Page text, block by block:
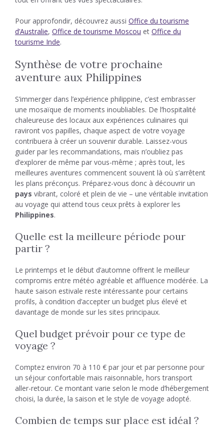
Pour approfondir, découvrez aussi Office du tourisme
d’Australie, Office de tourisme Moscou et Office du
tourisme Inde.
Synthèse de votre prochaine
aventure aux Philippines
S’immerger dans l’expérience philippine, c’est embrasser
une mosaïque de moments inoubliables. De l’hospitalité
chaleureuse des locaux aux expériences culinaires qui
raviront vos papilles, chaque aspect de votre voyage
contribuera à créer un souvenir durable. Laissez-vous
guider par les recommandations, mais n’oubliez pas
d’explorer de même par vous-même ; après tout, les
meilleures aventures commencent souvent là où s’arrêtent
les plans préconçus. Préparez-vous donc à découvrir un
pays vibrant, coloré et plein de vie – une véritable invitation
au voyage qui attend tous ceux prêts à explorer les
Philippines.
Quelle est la meilleure période pour
partir ?
Le printemps et le début d’automne offrent le meilleur
compromis entre météo agréable et affluence modérée. La
haute saison estivale reste intéressante pour certains
profils, à condition d’accepter un budget plus élevé et
davantage de monde sur les sites principaux.
Quel budget prévoir pour ce type de
voyage ?
Comptez environ 70 à 110 € par jour et par personne pour
un séjour confortable mais raisonnable, hors transport
aller-retour. Ce montant varie selon le mode d’hébergement
choisi, la durée, la saison et le style de voyage adopté.
Combien de temps sur place est idéal ?